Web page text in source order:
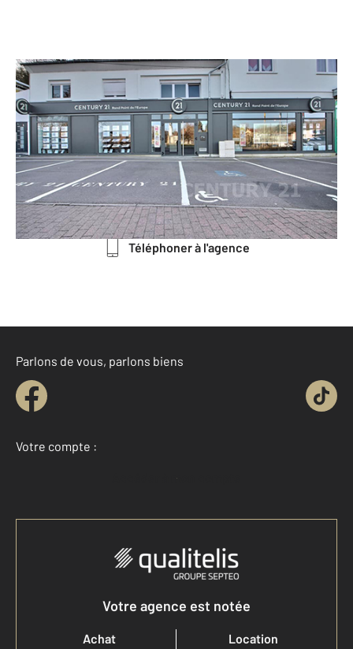
CENTURY 21 Rond Point de l'Europe
38 B rue du Général Mangin BP
20.221
ST AVOLD - 57500
Envoyer un message
Téléphoner à l'agence
Parlons de vous, parlons biens
Votre compte :
Accéder à mon compte
Votre agence est notée
Achat
Location